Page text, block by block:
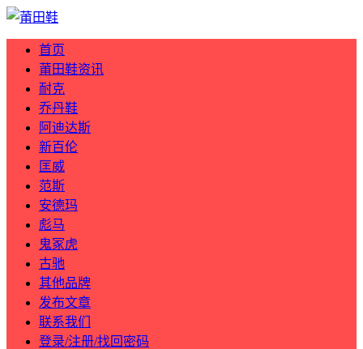
首页
莆田鞋资讯
耐克
乔丹鞋
阿迪达斯
新百伦
匡威
范斯
安德玛
彪马
鬼冢虎
古驰
其他品牌
发布文章
联系我们
登录/注册/找回密码